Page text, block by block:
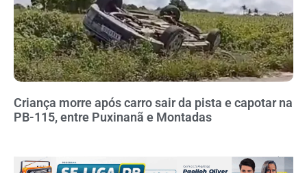
Criança morre após carro sair da pista e capotar na
PB-115, entre Puxinanã e Montadas